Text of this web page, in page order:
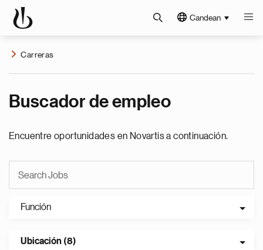
Candean
Carreras
Buscador de empleo
Encuentre oportunidades en Novartis a continuación.
Función
Ubicación (8)